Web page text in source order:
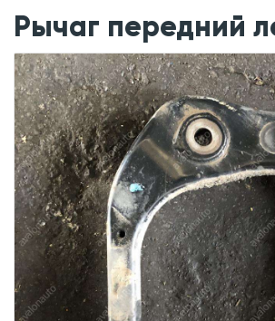
Рычаг передний